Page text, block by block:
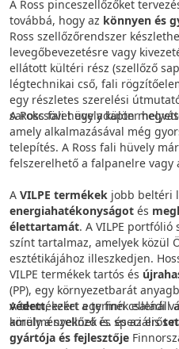
A Ross pinceszellőzőket
továbbá, hogy az könnyen és
Ross szellőzőrendszer
levegőbevezetésre vagy
ellátott kültéri rész (szellőző
légtechnikai cső, fali
egy részletes szerelési
sarokcsövet egy adapter
A Ross fali hüvely külön
amely alkalmazásával még
telepítés. A Ross fali hüvely
felszerelhető a falpanelre vagy
A VILPE termékek jobb beltéri
energiahatékonyságot és
élettartamát. A VILPE
színt tartalmaz, amelyek közül
esztétikájához illeszkedjen.
VILPE termékek tartós és
(PP), egy környezetbarát
védett, ezért a termék ellenáll
körülményeknek is. és az erős
A termékeket egy finn családi
amely a szellőző és speciális
gyártója és fejlesztője